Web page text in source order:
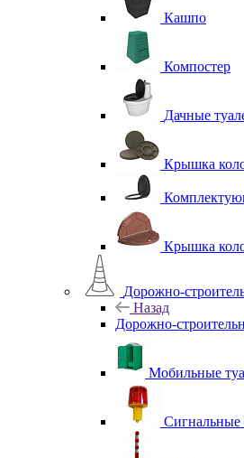
Кашпо
Компостер
Дачные
Крышка
Крышка
Дорожно-
Назад
Дорожно-
Мобильные